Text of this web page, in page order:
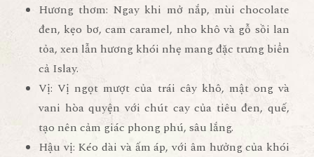
Hương thơm: Ngay khi mở nắp, mùichocolate
đen, kẹo bơ, cam caramel, nho khô và gỗ sồi lan
tỏa, xen lẫn hương khói nhẹ mang đặc trưng biển
cả Islay.
Vị: Vị ngọt mượt của trái cây khô, mật ong và
vani hòa quyện với chút cay của tiêu đen, quế,
tạo nên cảm giác phong phú, sâu lắng.
Hậu vị: Kéo dài và ấm áp, với âm hưởng của khói